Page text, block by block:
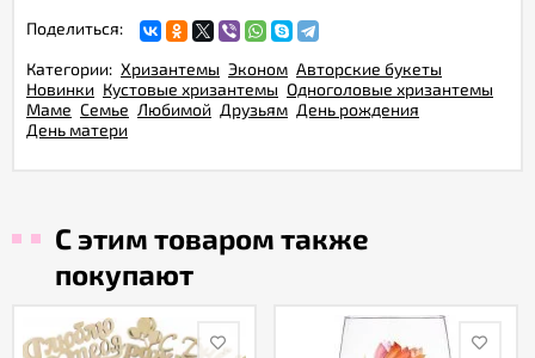
Поделиться:
Категории: Хризантемы Эконом Авторские букеты
Новинки Кустовые хризантемы Одноголовые хризантемы
Маме Семье Любимой Друзьям День рождения
День матери
С этим товаром также
покупают